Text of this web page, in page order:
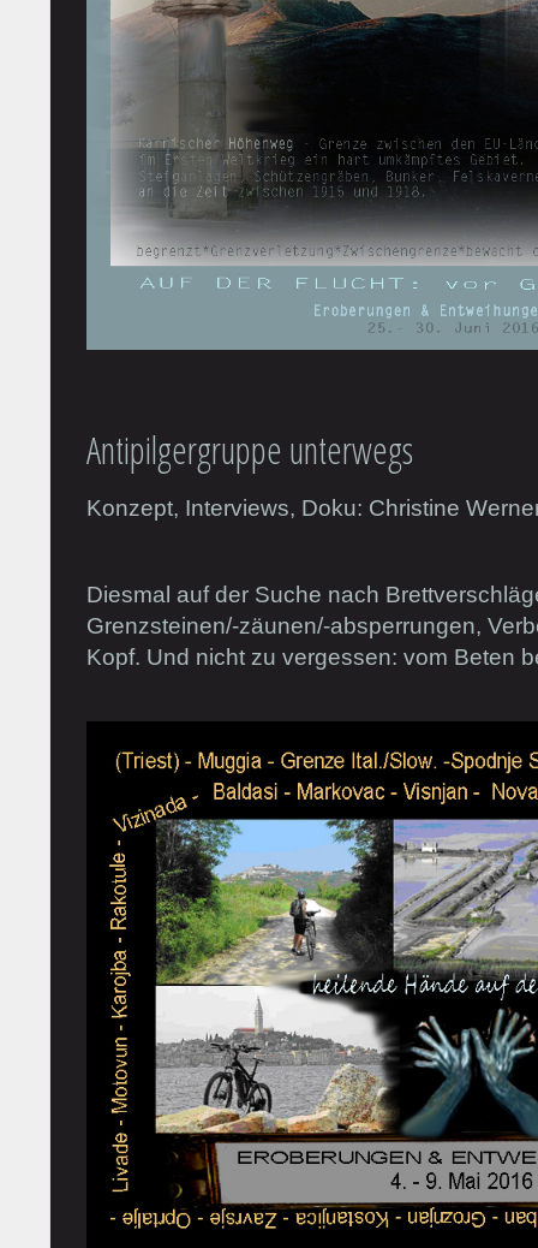
Antipilgergruppe unterwegs
Konzept, Interviews, Doku: Christine
Diesmal auf der Suche nach
Grenzsteinen/-zäunen/-absperrungen,
Kopf. Und nicht zu vergessen: vom Beten